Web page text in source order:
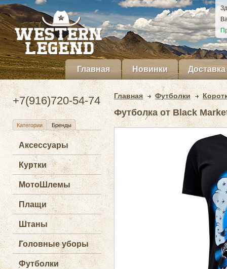
Главная Новинки Доставка
+7(916)720-54-74
Категории Бренды
Аксессуары
Куртки
МотоШлемы
Плащи
Штаны
Головные уборы
Футболки
Главная Футболки
Футболка от Black